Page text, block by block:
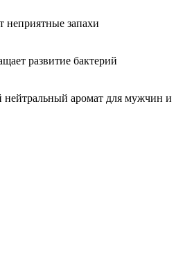
неприятные запахи
развитие бактерий
аромат для мужчин и